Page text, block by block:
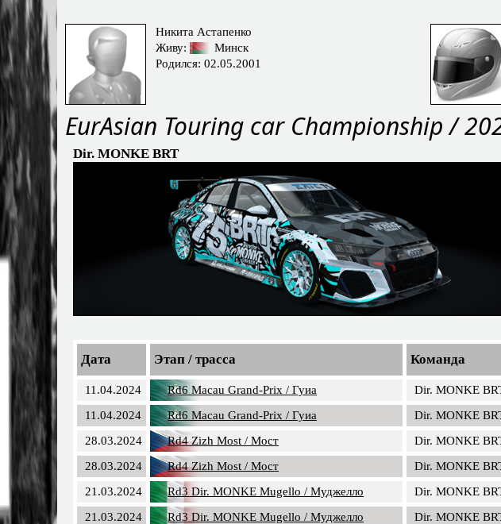
Никита Астапенко
Живу:
Минск
Родился: 02.05.2001
EurAsian Touring car Championship /
Dir. MONKE BRT
Дата Этап / трасса Команда
11.04.2024 Rd6 Macau Grand-Prix / Гуиа Dir. MONKE
11.04.2024
Rd6 Macau Grand-Prix / Гуиа Dir. MONKE
28.03.2024
Rd4 Zizh Most / Мост Dir. MONKE
28.03.2024
Rd4 Zizh Most / Мост Dir. MONKE
21.03.2024
Rd3 Dir. MONKE Mugello / Муджелло Dir. MONKE
21.03.2024
Rd3 Dir. MONKE Mugello / Муджелло Dir. MONKE